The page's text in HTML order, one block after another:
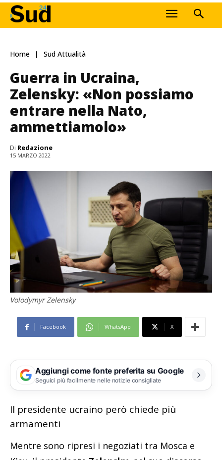
Home Sud Attualità
Guerra in Ucraina,
Zelensky: «Non possiamo
entrare nella Nato,
ammettiamolo»
Di Redazione
15 MARZO 2022
Volodymyr Zelensky
Facebook WhatsApp X
Aggiungi come fonte preferita su Google
Seguici più facilmente nelle notizie consigliate
Il presidente ucraino però chiede più
armamenti
Mentre sono ripresi i negoziati tra Mosca e